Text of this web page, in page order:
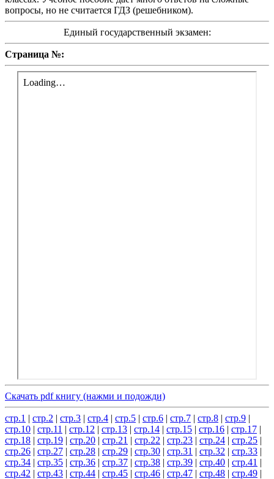
вопросы, но не считается ГДЗ (решебником).
Единый государственный экзамен:
Страница №:
Скачать pdf книгу (нажми и подожди)
стр.1 | стр.2 | стр.3 | стр.4 | стр.5 | стр.6 | стр.7 | стр.8 | стр.9 |
стр.10 | стр.11 | стр.12 | стр.13 | стр.14 | стр.15 | стр.16 | стр.17 |
стр.18 | стр.19 | стр.20 | стр.21 | стр.22 | стр.23 | стр.24 | стр.25 |
стр.26 | стр.27 | стр.28 | стр.29 | стр.30 | стр.31 | стр.32 | стр.33 |
стр.34 | стр.35 | стр.36 | стр.37 | стр.38 | стр.39 | стр.40 | стр.41 |
стр.42 | стр.43 | стр.44 | стр.45 | стр.46 | стр.47 | стр.48 | стр.49 |